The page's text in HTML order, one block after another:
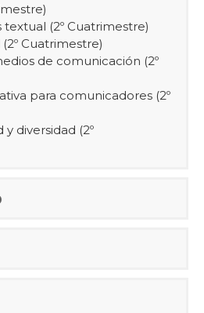
textual (2º Cuatrimestre)
Cuatrimestre)
de comunicación (2º
para comunicadores (2º
y diversidad (2º